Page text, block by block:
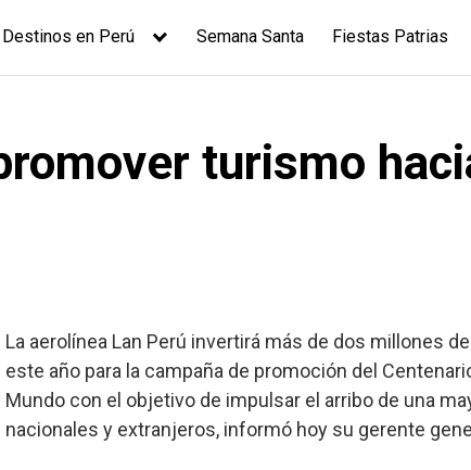
Destinos en Perú Semana Santa Fiestas Patrias
turismo
La aerolínea Lan Perú invertirá más de dos millones
este año para la campaña de promoción del
Mundo con el objetivo de impulsar el arribo de una
nacionales y extranjeros, informó hoy su gerente